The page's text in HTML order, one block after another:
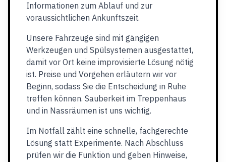
Informationen zum Ablauf und zur
voraussichtlichen Ankunftszeit.
Unsere Fahrzeuge sind mit gängigen
Werkzeugen und Spülsystemen ausgestattet,
damit vor Ort keine improvisierte Lösung nötig
ist. Preise und Vorgehen erläutern wir vor
Beginn, sodass Sie die Entscheidung in Ruhe
treffen können. Sauberkeit im Treppenhaus
und in Nassräumen ist uns wichtig.
Im Notfall zählt eine schnelle, fachgerechte
Lösung statt Experimente. Nach Abschluss
prüfen wir die Funktion und geben Hinweise,